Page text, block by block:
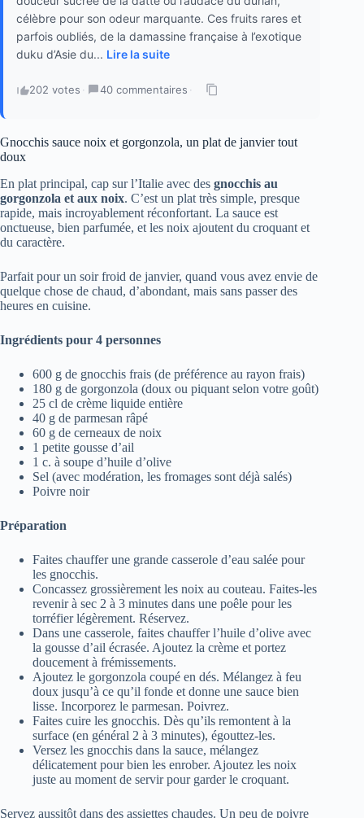
célèbre pour son odeur marquante. Ces fruits rares et
parfois oubliés, de la damassine française à l’exotique
duku d’Asie du... Lire la suite
202 votes · 40 commentaires ·
Gnocchis sauce noix et gorgonzola, un plat de janvier tout
doux
En plat principal, cap sur l’Italie avec des gnocchis au
gorgonzola et aux noix. C’est un plat très simple, presque
rapide, mais incroyablement réconfortant. La sauce est
onctueuse, bien parfumée, et les noix ajoutent du croquant et
du caractère.
Parfait pour un soir froid de janvier, quand vous avez envie de
quelque chose de chaud, d’abondant, mais sans passer des
heures en cuisine.
Ingrédients pour 4 personnes
600 g de gnocchis frais (de préférence au rayon frais)
180 g de gorgonzola (doux ou piquant selon votre goût)
25 cl de crème liquide entière
40 g de parmesan râpé
60 g de cerneaux de noix
1 petite gousse d’ail
1 c. à soupe d’huile d’olive
Sel (avec modération, les fromages sont déjà salés)
Poivre noir
Préparation
Faites chauffer une grande casserole d’eau salée pour
les gnocchis.
Concassez grossièrement les noix au couteau. Faites-les
revenir à sec 2 à 3 minutes dans une poêle pour les
torréfier légèrement. Réservez.
Dans une casserole, faites chauffer l’huile d’olive avec
la gousse d’ail écrasée. Ajoutez la crème et portez
doucement à frémissements.
Ajoutez le gorgonzola coupé en dés. Mélangez à feu
doux jusqu’à ce qu’il fonde et donne une sauce bien
lisse. Incorporez le parmesan. Poivrez.
Faites cuire les gnocchis. Dès qu’ils remontent à la
surface (en général 2 à 3 minutes), égouttez-les.
Versez les gnocchis dans la sauce, mélangez
délicatement pour bien les enrober. Ajoutez les noix
juste au moment de servir pour garder le croquant.
Servez aussitôt dans des assiettes chaudes. Un peu de poivre